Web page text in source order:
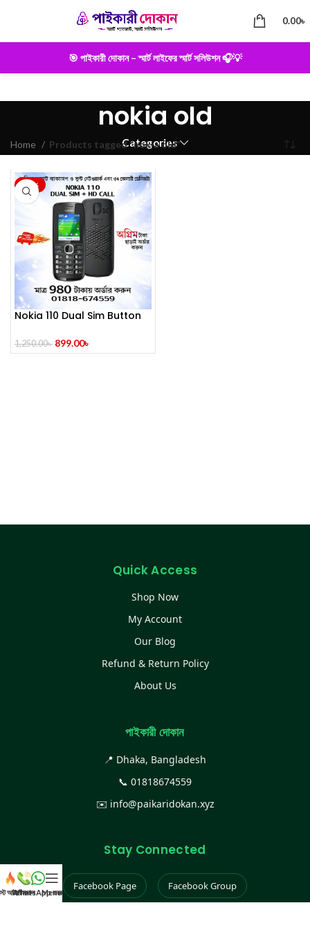
0.00৳
🎯 পাইকারী দোকান – স্মার্ট লাইফের স্মার্ট সলিউশন 🎧💡
nokia old
Categories
Home Products tagged “nokia old”
-28%
Nokia 110 Dual Sim Button
1,250.00৳ 899.00৳
Quick Access
Shop Now
My Account
Our Blog
Refund & Return Policy
About Us
পাইকারী দোকান
📍 Dhaka, Bangladesh
📞 01818674559
✉️ info@paikaridokan.xyz
Stay Connected
Facebook Page Facebook Group
আইটেম
কল করুন
WhatsApp করুন
Menu